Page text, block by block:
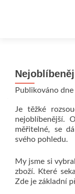
Publikováno dne
Je těžké
nejoblíbenější.
měřitelné, se
svého pohledu.
My jsme si
zboží. Které
Zde je základní